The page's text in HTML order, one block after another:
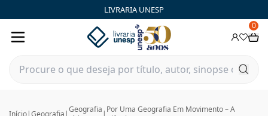
LIVRARIA UNESP
0
Início|Geografia |Geografia | Por Uma Geografia Em Movimento – A